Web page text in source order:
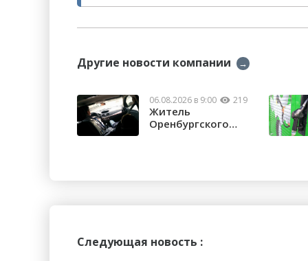
Другие новости компании →
06.08.2026 в 9:00 219
Житель
Оренбургского
Следующая новость :